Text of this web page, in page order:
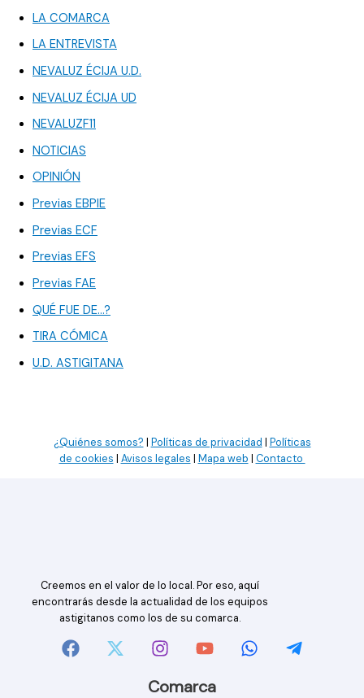
LA COMARCA
LA ENTREVISTA
NEVALUZ ÉCIJA U.D.
NEVALUZ ÉCIJA UD
NEVALUZF11
NOTICIAS
OPINIÓN
Previas EBPIE
Previas ECF
Previas EFS
Previas FAE
QUÉ FUE DE…?
TIRA CÓMICA
U.D. ASTIGITANA
¿Quiénes somos? | Políticas de privacidad | Políticas
de cookies | Avisos legales | Mapa web | Contacto
Creemos en el valor de lo local. Por eso, aquí
encontrarás desde la actualidad de los equipos
astigitanos como los de su comarca.
Comarca